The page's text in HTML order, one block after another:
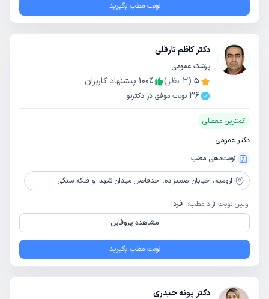
نوبت مطب بگیرید
دکتر کاظم تارقلی
پزشک عمومی
5
(
3 نظر) 100٪
پیشنهاد کاربران
36 نوبت موفق در دکترتو
کمترین معطلی
دکتر عمومی
نوبت‌دهی مطب
ارومیه، خیابان صمدزاده، حدفاصل میدان شهدا و فلکه سنگی
اولین نوبت آزاد مطب: فردا
مشاهده پروفایل
نوبت مطب بگیرید
دکتر پونه حیدری